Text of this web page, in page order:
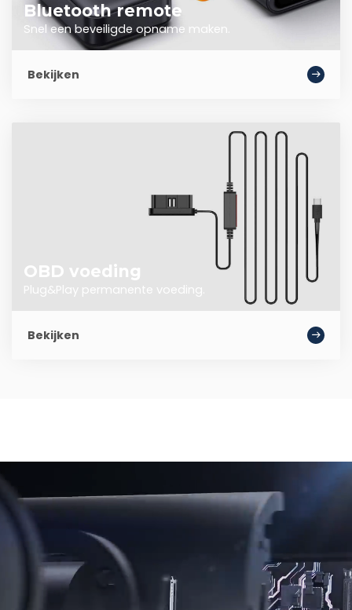
Bluetooth remote
Snel een beveiligde opname maken.
Bekijken
OBD voeding
Plug&Play permanente voeding.
Bekijken